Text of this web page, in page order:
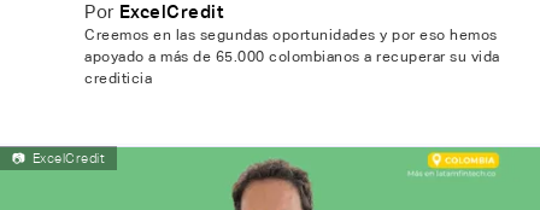
Por ExcelCredit
Creemos en las segundas oportunidades y por eso hemos
apoyado a más de 65.000 colombianos a recuperar su vida
crediticia
📷 ExcelCredit